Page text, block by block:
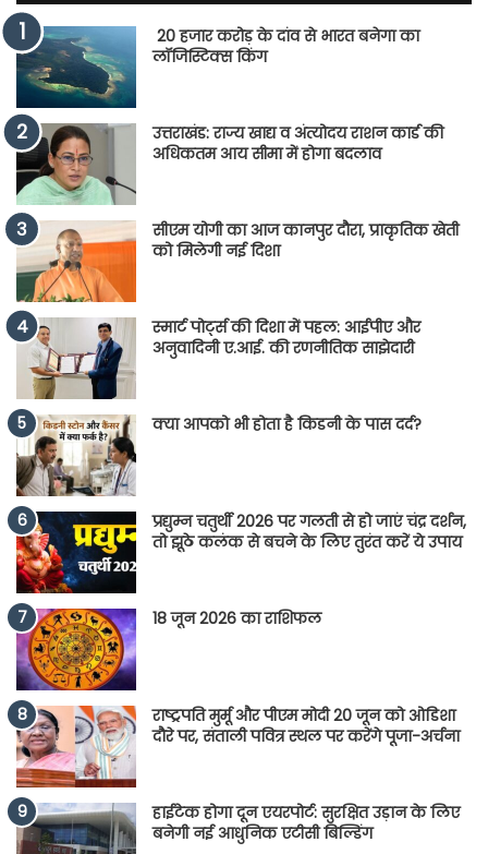
20 हजार करोड़ के दांव से भारत बनेगा का
लॉजिस्टिक्स किंग
उत्तराखंड: राज्य खाद्य व अंत्योदय राशन कार्ड की
अधिकतम आय सीमा में होगा बदलाव
सीएम योगी का आज कानपुर दौरा, प्राकृतिक खेती
को मिलेगी नई दिशा
स्मार्ट पोर्ट्स की दिशा में पहल: आईपीए और
अनुवादिनी ए.आई. की रणनीतिक साझेदारी
क्या आपको भी होता है किडनी के पास दर्द?
प्रद्युम्न चतुर्थी 2026 पर गलती से हो जाएं चंद्र दर्शन,
तो झूठे कलंक से बचने के लिए तुरंत करें ये उपाय
18 जून 2026 का राशिफल
राष्ट्रपति मुर्मू और पीएम मोदी 20 जून को ओडिशा
दौरे पर, संताली पवित्र स्थल पर करेंगे पूजा-अर्चना
हाईटेक होगा दून एयरपोर्ट: सुरक्षित उड़ान के लिए
बनेगी नई आधुनिक एटीसी बिल्डिंग